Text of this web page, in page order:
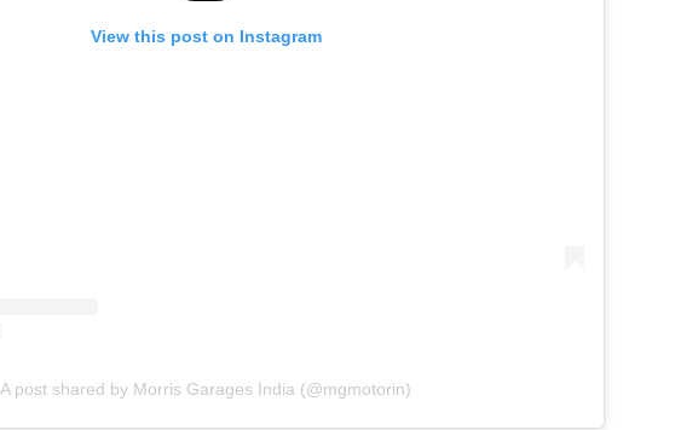
View this post on Instagram
A post shared by Morris Garages India (@mgmotorin)